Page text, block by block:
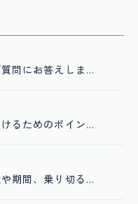
問にお答えしま
るためのポイン
期間、乗り切る